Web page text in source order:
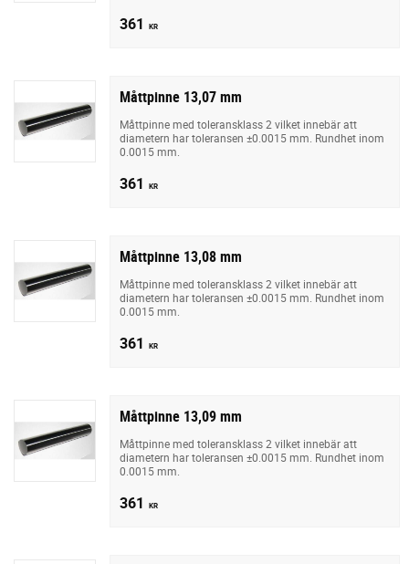
361 KR
Måttpinne 13,07 mm
Måttpinne med toleransklass 2 vilket innebär att
diametern har toleransen ±0.0015 mm. Rundhet inom
0.0015 mm.
361 KR
Måttpinne 13,08 mm
Måttpinne med toleransklass 2 vilket innebär att
diametern har toleransen ±0.0015 mm. Rundhet inom
0.0015 mm.
361 KR
Måttpinne 13,09 mm
Måttpinne med toleransklass 2 vilket innebär att
diametern har toleransen ±0.0015 mm. Rundhet inom
0.0015 mm.
361 KR